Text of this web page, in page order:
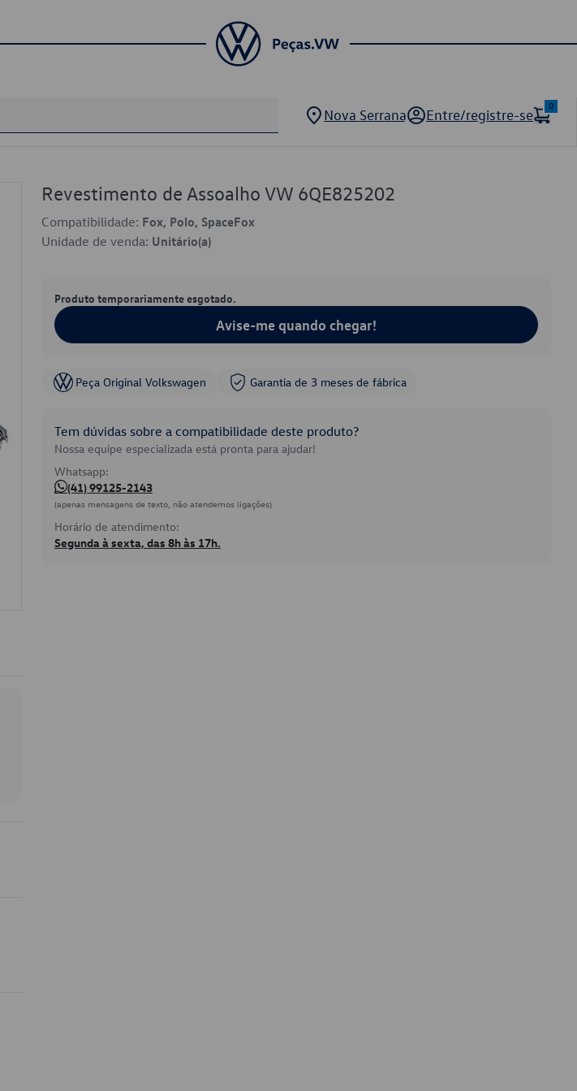
Nova Serrana Entre/registre-se
0
Revestimento de Assoalho VW 6QE825202
Compatibilidade: Fox, Polo, SpaceFox
Unidade de venda: Unitário(a)
Produto temporariamente esgotado.
Avise-me quando chegar!
Peça Original Volkswagen Garantia de 3 meses de fábrica
Tem dúvidas sobre a compatibilidade deste produto?
Nossa equipe especializada está pronta para ajudar!
Whatsapp:
(41) 99125-2143
(apenas mensagens de texto, não atendemos ligações)
Horário de atendimento:
Segunda à sexta, das 8h às 17h.